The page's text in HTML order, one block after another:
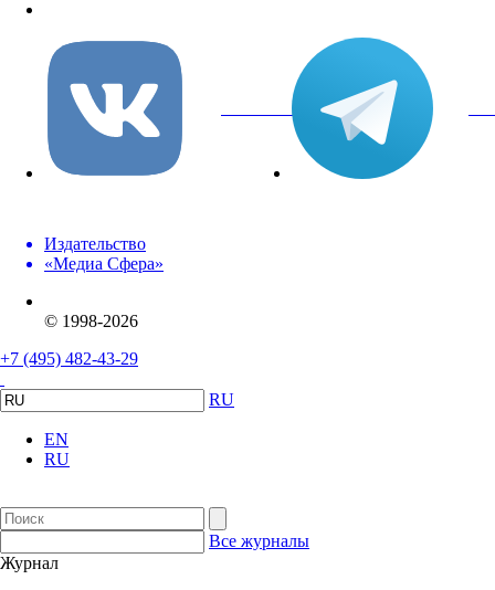
вКонтакте
Издательство
«Медиа Сфера»
© 1998-2026
+7 (495) 482-43-29
RU
EN
RU
Все журналы
Журнал